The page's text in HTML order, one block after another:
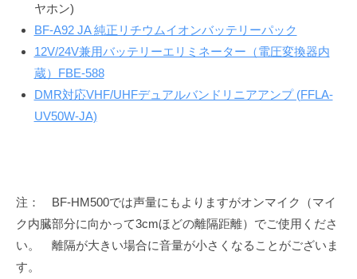
ヤホン)
BF-A92 JA 純正リチウムイオンバッテリーパック
12V/24V兼用バッテリーエリミネーター（電圧変換器内
蔵）FBE-588
DMR対応VHF/UHFデュアルバンドリニアアンプ (FFLA-
UV50W-JA)
注： BF-HM500では声量にもよりますがオンマイク（マイ
ク内臓部分に向かって3cmほどの離隔距離）でご使用くださ
い。 離隔が大きい場合に音量が小さくなることがございま
す。